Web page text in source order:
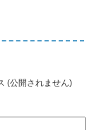
(公開されません)